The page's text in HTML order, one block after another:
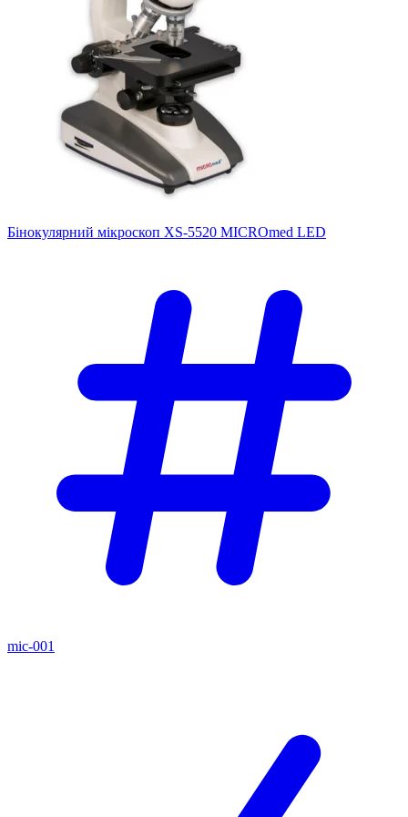
Бінокулярний мікроскоп XS-5520 MICROmed LED
mic-001